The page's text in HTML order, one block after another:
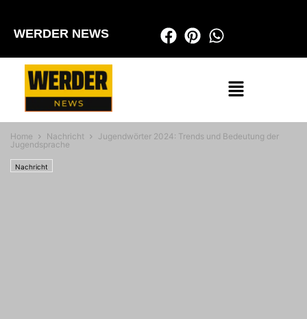
WERDER NEWS
Home Nachricht
Jugendwörter 2024: Trends und Bedeutung der
Jugendsprache
Nachricht